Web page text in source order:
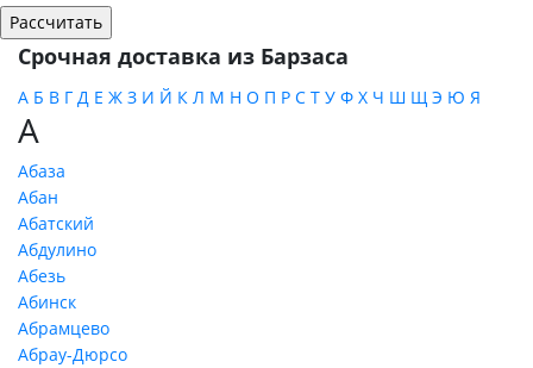
Срочная доставка из Барзаса
А Б В Г Д Е Ж З И Й К Л М Н О П Р С Т У Ф Х Ч Ш Щ Э Ю Я
А
Абаза
Абан
Абатский
Абдулино
Абезь
Абинск
Абрамцево
Абрау-Дюрсо